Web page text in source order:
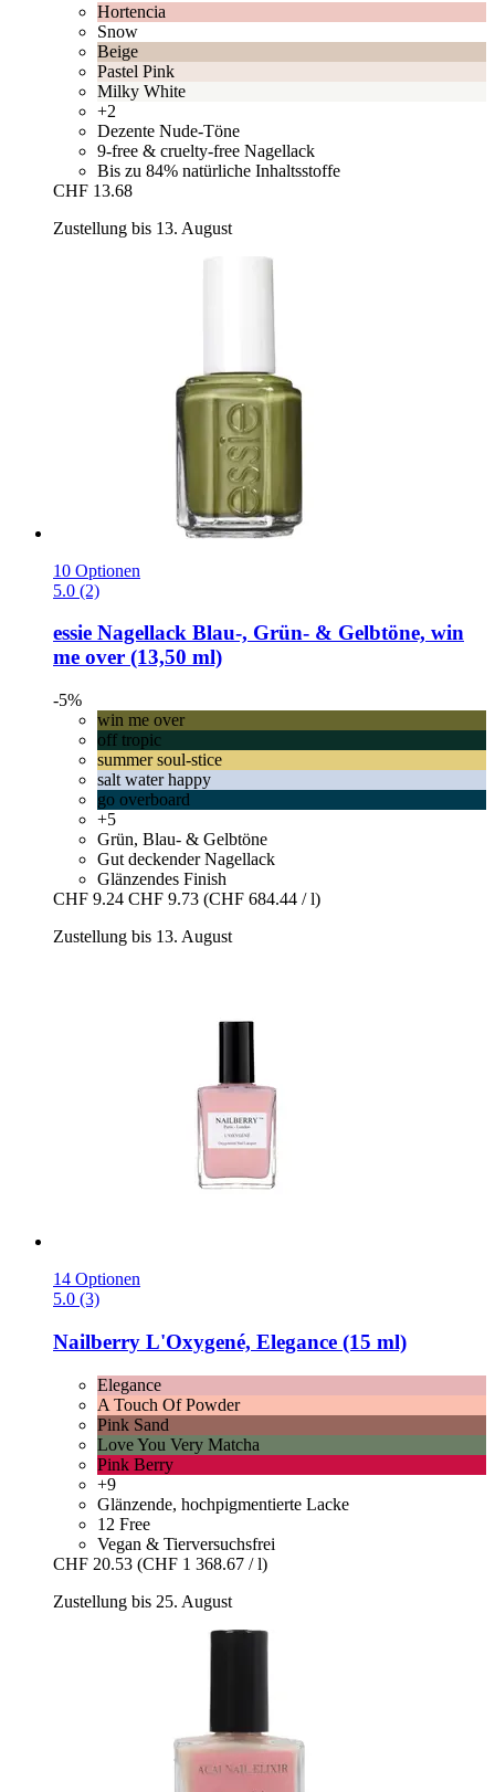
Hortencia
Snow
Beige
Pastel Pink
Milky White
+2
Dezente Nude-Töne
9-free & cruelty-free Nagellack
Bis zu 84% natürliche Inhaltsstoffe
CHF 13.68
Zustellung bis 13. August
10 Optionen
5.0 (2)
essie Nagellack Blau-​, Grün-​ & Gelbtöne, win
me over (13,50 ml)
-5%
win me over
off tropic
summer soul-stice
salt water happy
go overboard
+5
Grün, Blau- & Gelbtöne
Gut deckender Nagellack
Glänzendes Finish
CHF 9.24 CHF 9.73 (CHF 684.44 / l)
Zustellung bis 13. August
14 Optionen
5.0 (3)
Nailberry L'Oxygené, Elegance (15 ml)
Elegance
A Touch Of Powder
Pink Sand
Love You Very Matcha
Pink Berry
+9
Glänzende, hochpigmentierte Lacke
12 Free
Vegan & Tierversuchsfrei
CHF 20.53 (CHF 1 368.67 / l)
Zustellung bis 25. August